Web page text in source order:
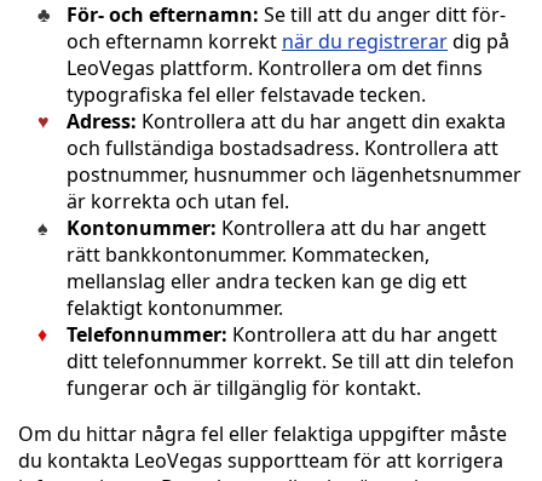
För- och efternamn: Se till att du anger ditt för-
och efternamn korrekt när du registrerardig på
LeoVegas plattform. Kontrollera om det finns
typografiska fel eller felstavade tecken.
Adress: Kontrollera att du har angett din exakta
och fullständiga bostadsadress. Kontrollera att
postnummer, husnummer och lägenhetsnummer
är korrekta och utan fel.
Kontonummer: Kontrollera att du har angett
rätt bankkontonummer. Kommatecken,
mellanslag eller andra tecken kan ge dig ett
felaktigt kontonummer.
Telefonnummer: Kontrollera att du har angett
ditt telefonnummer korrekt. Se till att din telefon
fungerar och är tillgänglig för kontakt.
Om du hittar några fel eller felaktiga uppgifter måste
du kontakta LeoVegas supportteam för att korrigera